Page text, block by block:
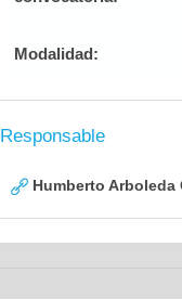
Modalidad:
Responsable
Humberto Arboleda